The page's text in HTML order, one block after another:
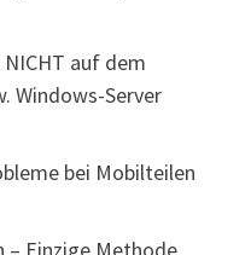
NICHT auf dem
Windows-Server
bei Mobilteilen